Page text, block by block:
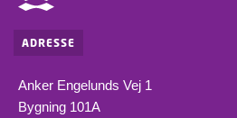
ADRESSE
Anker Engelunds Vej 1
Bygning 101A